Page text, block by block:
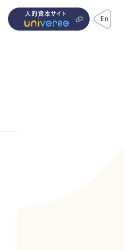
人的資本サイト En